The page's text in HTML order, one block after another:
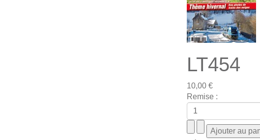
LT454
10,00 €
Remise :